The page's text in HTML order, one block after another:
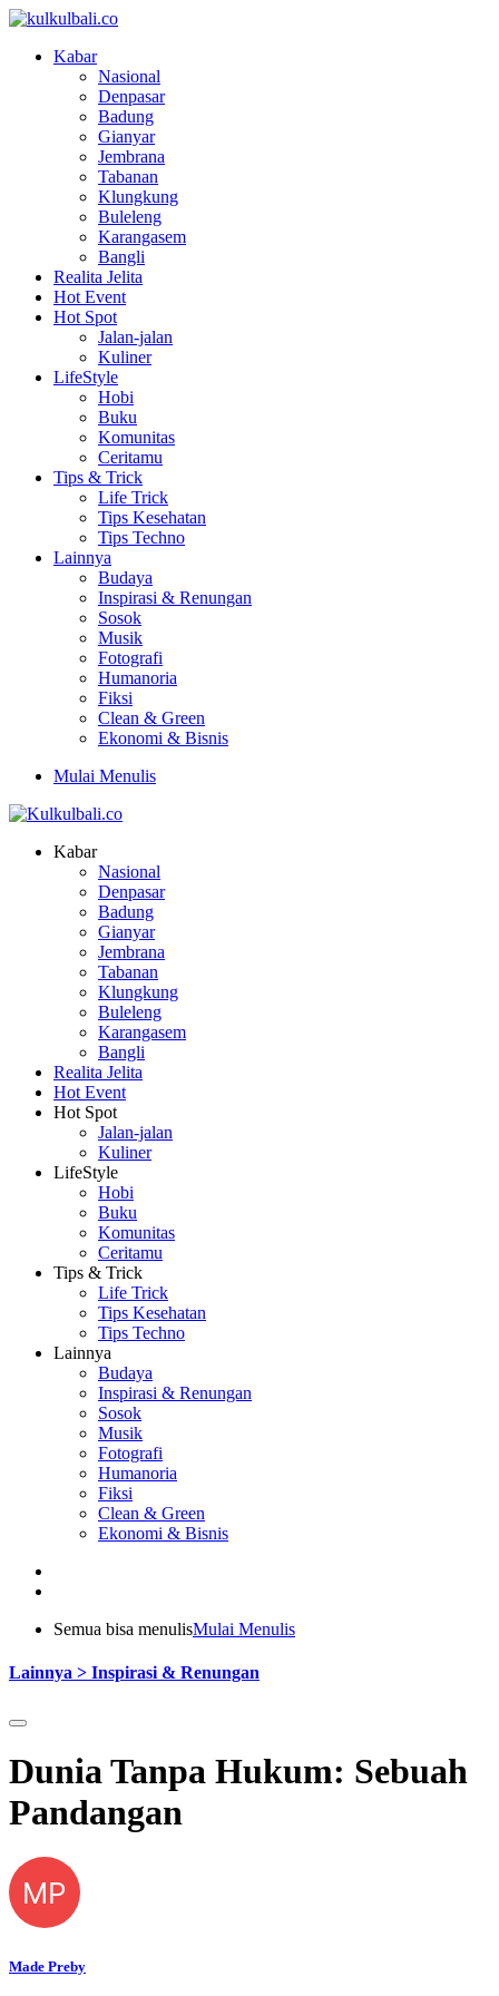
Kabar
Nasional
Denpasar
Badung
Gianyar
Jembrana
Tabanan
Klungkung
Buleleng
Karangasem
Bangli
Realita Jelita
Hot Event
Hot Spot
Jalan-jalan
Kuliner
LifeStyle
Hobi
Buku
Komunitas
Ceritamu
Tips & Trick
Life Trick
Tips Kesehatan
Tips Techno
Lainnya
Budaya
Inspirasi & Renungan
Sosok
Musik
Fotografi
Humanoria
Fiksi
Clean & Green
Ekonomi & Bisnis
Mulai Menulis
Kabar
Nasional
Denpasar
Badung
Gianyar
Jembrana
Tabanan
Klungkung
Buleleng
Karangasem
Bangli
Realita Jelita
Hot Event
Hot Spot
Jalan-jalan
Kuliner
LifeStyle
Hobi
Buku
Komunitas
Ceritamu
Tips & Trick
Life Trick
Tips Kesehatan
Tips Techno
Lainnya
Budaya
Inspirasi & Renungan
Sosok
Musik
Fotografi
Humanoria
Fiksi
Clean & Green
Ekonomi & Bisnis
Semua bisa menulisMulai Menulis
Lainnya > Inspirasi & Renungan
Dunia Tanpa Hukum: Sebuah
Pandangan
MP
Made Preby